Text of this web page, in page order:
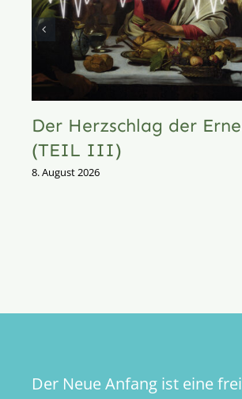
Der Herzschlag der
(TEIL III)
8. August 2026
Der Neue Anfang ist eine